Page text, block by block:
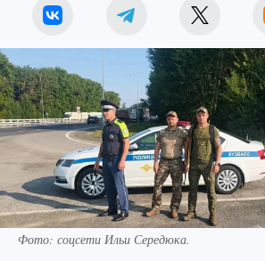
Фото: соцсети Ильи Середюка.